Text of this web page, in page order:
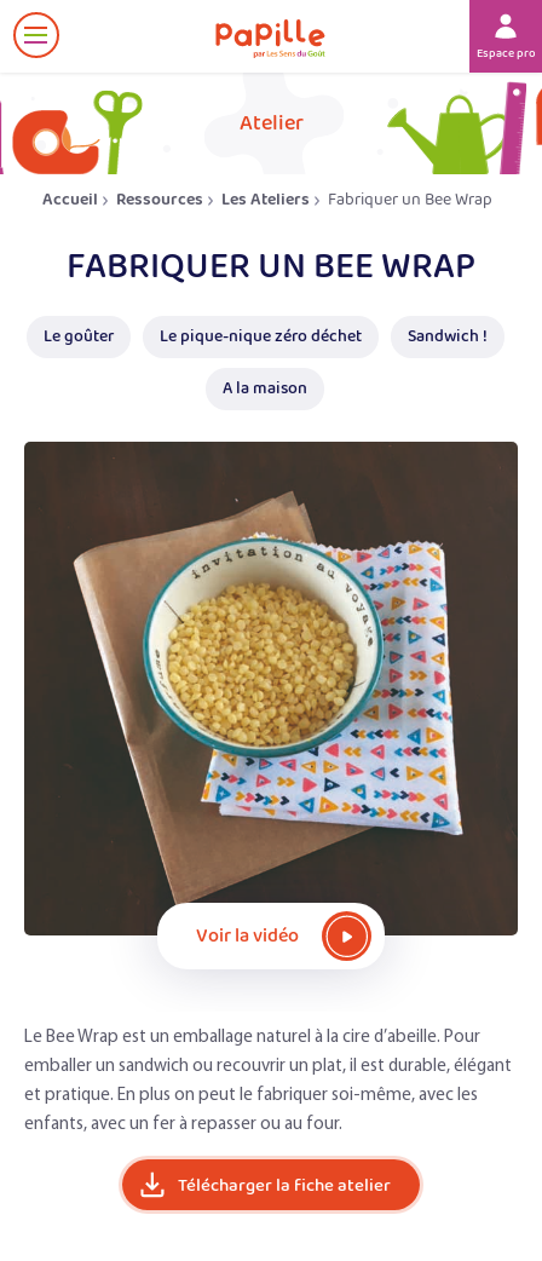
Afficher
le
Espace
Atelier
Accueil Ressources Les Ateliers Fabriquer un Bee Wrap
FABRIQUER UN BEE WRAP
Le goûter Le pique-nique zéro déchet Sandwich !
A la maison
Voir la vidéo
Le Bee Wrap est un emballage naturel à la cire d’abeille. Pour
emballer un sandwich ou recouvrir un plat, il est durable, élégant
et pratique. En plus on peut le fabriquer soi-même, avec les
enfants, avec un fer à repasser ou au four.
Télécharger la fiche atelier